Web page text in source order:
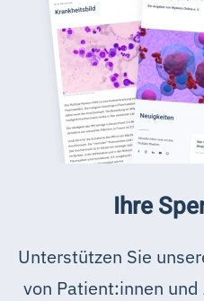
Ihre
Unterstützen Sie
von Patient:innen